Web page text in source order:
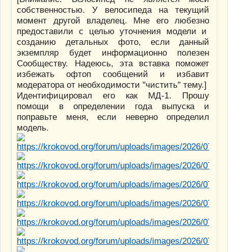
собственностью. У велосипеда на текущий
момент другой владелец. Мне его любезно
предоставили с целью уточнения модели и
созданию детальных фото, если данный
экземпляр будет информационно полезен
Сообществу. Надеюсь, эта вставка поможет
избежать офтоп сообщений и избавит
модератора от необходимости "чистить" тему.]
Идентифицировал его как МД-1. Прошу
помощи в определении года выпуска и
поправьте меня, если неверно определил
модель.